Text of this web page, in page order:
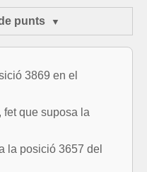
punts
3869 en el
fet que suposa la
la posició 3657 del